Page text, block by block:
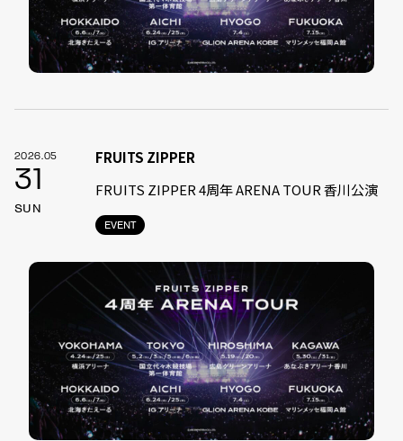
2026.05
31
SUN
EVENT
FRUITS ZIPPER
FRUITS ZIPPER 4周年 ARENA TOUR 香川公演